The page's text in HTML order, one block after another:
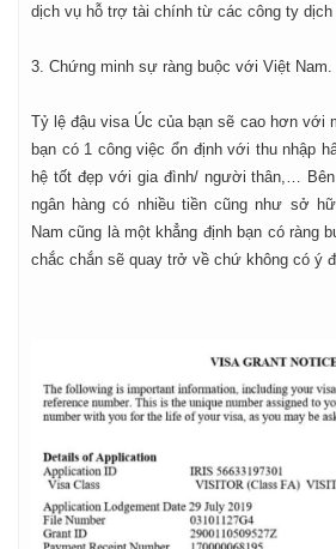
dịch vụ hỗ trợ tài chính từ các công ty dịch
3. Chứng minh sự ràng buộc với Việt Nam.
Tỷ lệ đậu visa Úc của bạn sẽ cao hơn với
bạn có 1 công việc ổn định với thu nhập
hệ tốt đẹp với gia đình/ người thân,…
ngân hàng có nhiều tiền cũng như sở
Nam cũng là một khẳng định bạn có ràng
chắc chắn sẽ quay trở về chứ không có ý